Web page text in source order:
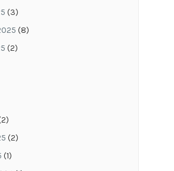
(3)
(8)
(2)
(2)
(1)